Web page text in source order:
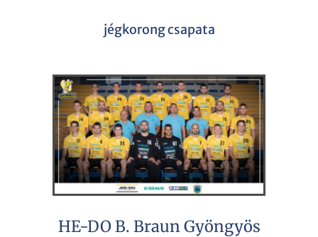
jégkorong csapata
HE-DO B. Braun Gyöngyös